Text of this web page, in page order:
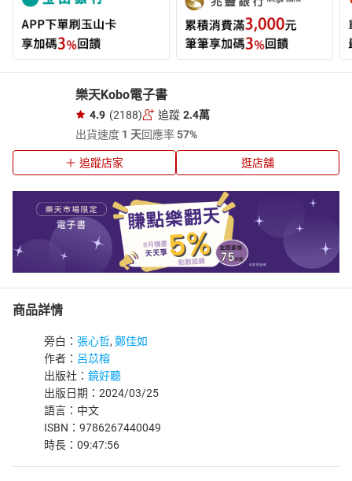
樂天Kobo電子書
4.9 (2188) 追蹤 2.4萬
出貨速度 1 天回應率57%
追蹤店家 逛店舖
商品詳情
旁白： 張心哲, 鄭佳如
作者： 呂苡榕
出版社： 鏡好聽
出版日期：2024/03/25
語言：中文
ISBN：9786267440049
時長：09:47:56